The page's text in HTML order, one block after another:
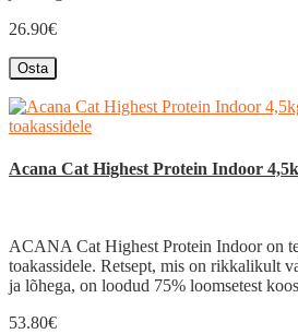
26.90€
Osta
Acana Cat Highest Protein Indoor
ACANA Cat Highest Protein Indoor on
toakassidele. Retsept, mis on rikkalikult
ja lõhega, on loodud 75% loomsetest
53.80€